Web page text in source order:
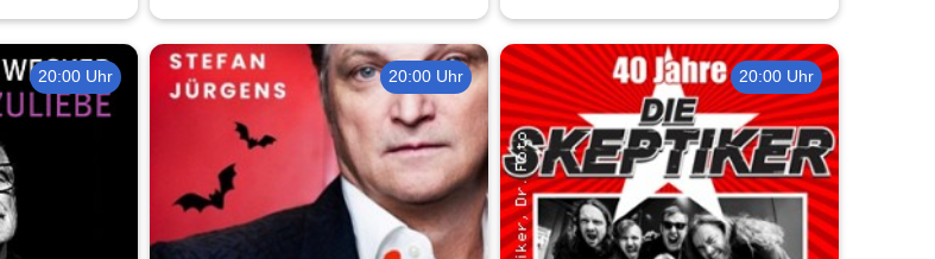
20:00 Uhr 20:00 Uhr 20:00 Uhr